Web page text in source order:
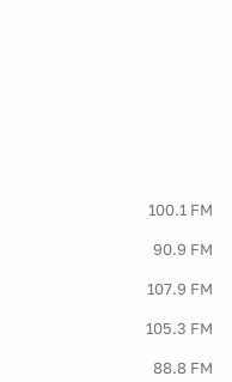
100.1 FM
90.9 FM
107.9 FM
105.3 FM
88.8 FM